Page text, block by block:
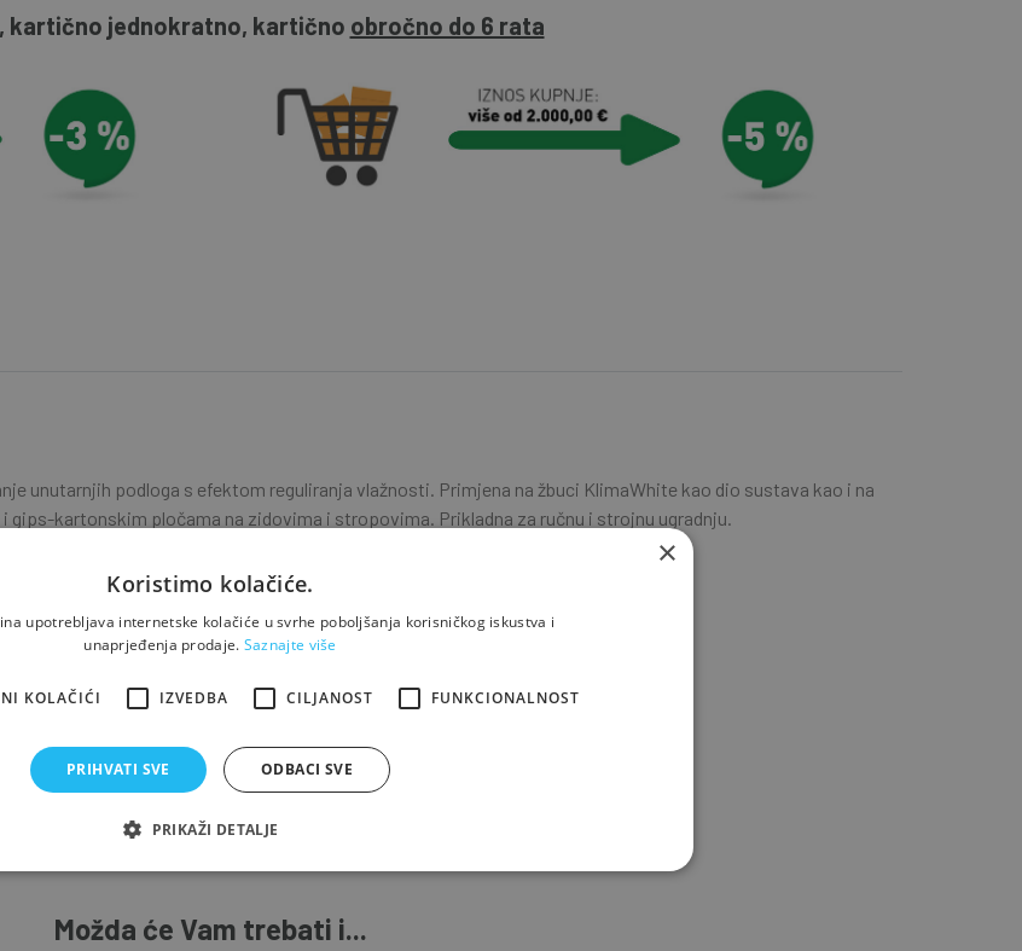
kartično jednokratno, kartično obročno do 6 rata
unutarnjih podloga s efektom reguliranja vlažnosti. Primjena na žbuci KlimaWhite kao dio sustava kao i na
kartonskim pločama na zidovima i stropovima. Prikladna za ručnu i strojnu ugradnju.
Možda će Vam trebati i...
×
Koristimo kolačiće.
upotrebljava internetske kolačiće u svrhe poboljšanja korisničkog iskustva i
unaprjeđenja prodaje. Saznajte više
KOLAČIĆI IZVEDBA CILJANOST FUNKCIONALNOST
PRIHVATI SVE ODBACI SVE
PRIKAŽI DETALJE